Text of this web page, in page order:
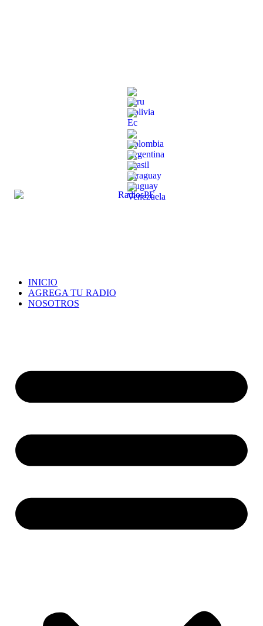
INICIO
AGREGA TU RADIO
NOSOTROS